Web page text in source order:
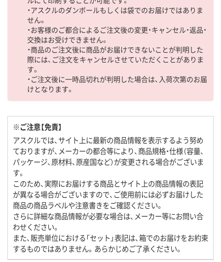
・アスクルのダンボールもしくは袋でのお届けではありま
せん。
・お客様のご都合によるご注文後の変更・キャンセル・返品・
交換はお受けできません。
・商品のご注文後に商品がお届けできないことが判明した
際には、ご注文をキャンセルさせていただくことがありま
す。
・ご注文後に一時品切れが判明した場合は、入荷次第のお届
けとなります。
※ご注意【免責】
アスクルでは、サイト上に最新の商品情報を表示するよう努め
ておりますが、メーカーの都合等により、商品規格・仕様（容量、
パッケージ、原材料、原産国など）が変更される場合がございま
す。
このため、実際にお届けする商品とサイト上の商品情報の表記
が異なる場合がございますので、ご使用前には必ずお届けした
商品の商品ラベルや注意書きをご確認ください。
さらに詳細な商品情報が必要な場合は、メーカー等にお問い合
わせください。
また、販売単位における「セット」表記は、箱でのお届けをお約束
するものではありません。あらかじめご了承ください。